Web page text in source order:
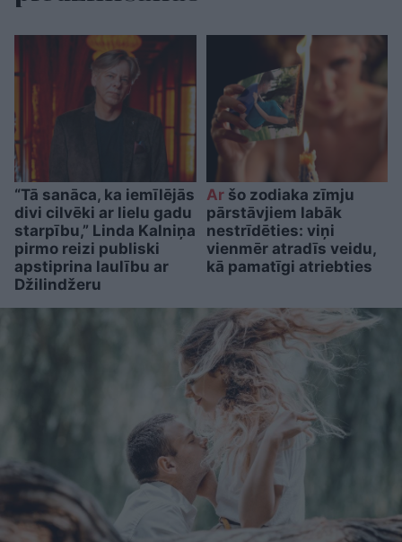
“Tā sanāca, ka iemīlējās
divi cilvēki ar lielu gadu
starpību,” Linda Kalniņa
pirmo reizi publiski
apstiprina laulību ar
Džilindžeru
Aršo zodiaka zīmju
pārstāvjiem labāk
nestrīdēties: viņi
vienmēr atradīs veidu,
kā pamatīgi atriebties